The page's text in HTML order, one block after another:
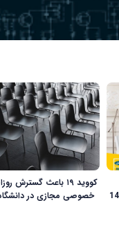
کووید ۱۹ باعث
خصوصی مجازی در